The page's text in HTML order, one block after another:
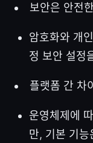
보안은 안전
암호화와 개
정 보안 설정
플랫폼 간 차
운영체제에
만, 기본 기능